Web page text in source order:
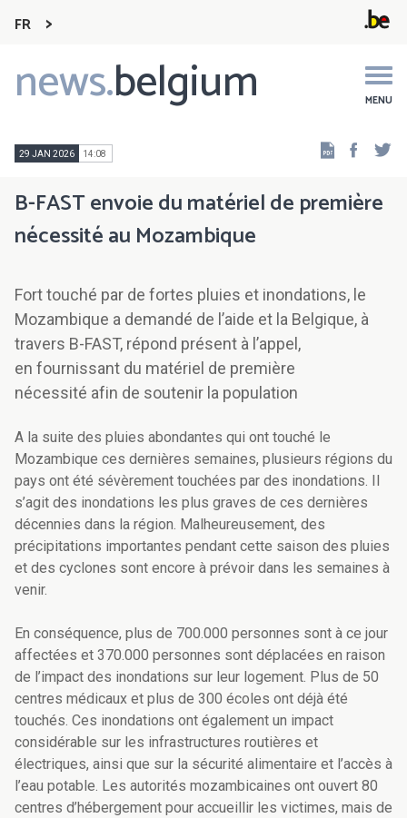
FR
news.belgium MENU
Main
navigation
29 JAN 2026 14:08
B-FAST envoie du matériel de première
nécessité au Mozambique
Fort touché par de fortes pluies et inondations, le
Mozambique a demandé de l’aide et la Belgique, à
travers B-FAST, répond présent à l’appel,
en fournissant du matériel de première
nécessité afin de soutenir la population
A la suite des pluies abondantes qui ont touché le
Mozambique ces dernières semaines, plusieurs régions du
pays ont été sévèrement touchées par des inondations. Il
s’agit des inondations les plus graves de ces dernières
décennies dans la région. Malheureusement, des
précipitations importantes pendant cette saison des pluies
et des cyclones sont encore à prévoir dans les semaines à
venir.
En conséquence, plus de 700.000 personnes sont à ce jour
affectées et 370.000 personnes sont déplacées en raison
de l’impact des inondations sur leur logement. Plus de 50
centres médicaux et plus de 300 écoles ont déjà été
touchés. Ces inondations ont également un impact
considérable sur les infrastructures routières et
électriques, ainsi que sur la sécurité alimentaire et l’accès à
l’eau potable. Les autorités mozambicaines ont ouvert 80
centres d’hébergement pour accueillir les victimes, mais de